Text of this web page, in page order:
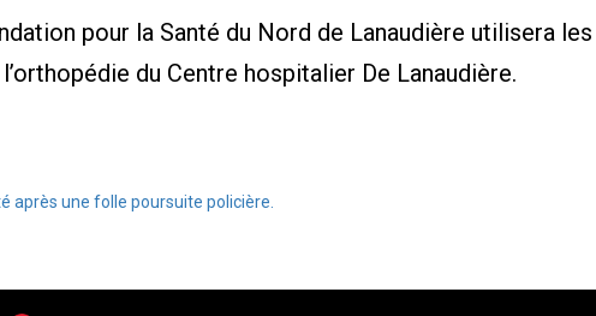
pour la Santé du Nord de Lanaudière utilisera
du Centre hospitalier De Lanaudière.
après une folle poursuite policière.